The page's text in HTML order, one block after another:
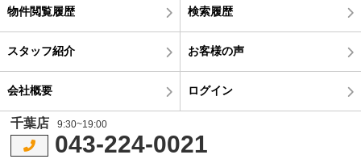
物件閲覧履歴 検索履歴
スタッフ紹介 お客様の声
会社概要 ログイン
千葉店 9:30~19:00
043-224-0021